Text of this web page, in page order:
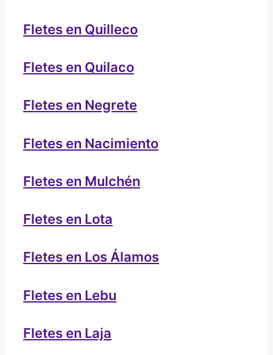
Fletes en Quilleco
Fletes en Quilaco
Fletes en Negrete
Fletes en Nacimiento
Fletes en Mulchén
Fletes en Lota
Fletes en Los Álamos
Fletes en Lebu
Fletes en Laja